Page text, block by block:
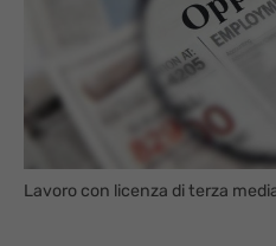
Lavoro con licenza di terza